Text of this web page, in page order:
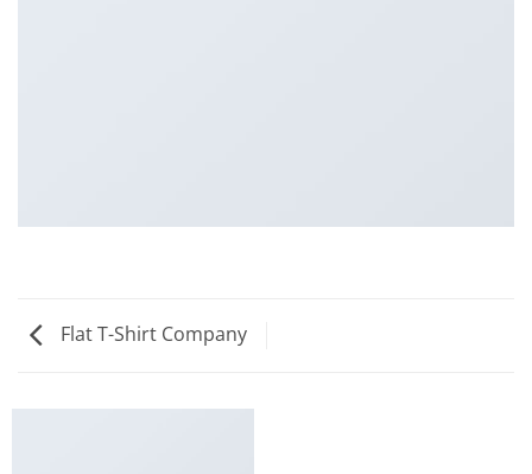
Flat T-Shirt Company